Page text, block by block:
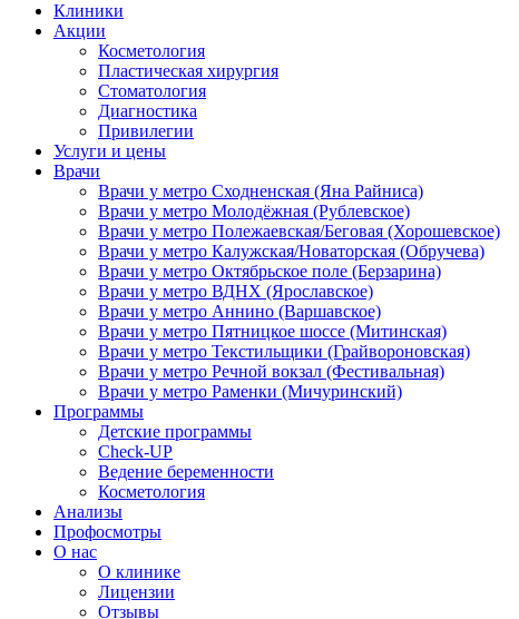
Клиники
Акции
Косметология
Пластическая хирургия
Стоматология
Диагностика
Привилегии
Услуги и цены
Врачи
Врачи у метро Сходненская (Яна Райниса)
Врачи у метро Молодёжная (Рублевское)
Врачи у метро Полежаевская/Беговая (Хорошевское)
Врачи у метро Калужская/Новаторская (Обручева)
Врачи у метро Октябрьское поле (Берзарина)
Врачи у метро ВДНХ (Ярославское)
Врачи у метро Аннино (Варшавское)
Врачи у метро Пятницкое шоссе (Митинская)
Врачи у метро Текстильщики (Грайвороновская)
Врачи у метро Речной вокзал (Фестивальная)
Врачи у метро Раменки (Мичуринский)
Программы
Детские программы
Check-UP
Ведение беременности
Косметология
Анализы
Профосмотры
О нас
О клинике
Лицензии
Отзывы